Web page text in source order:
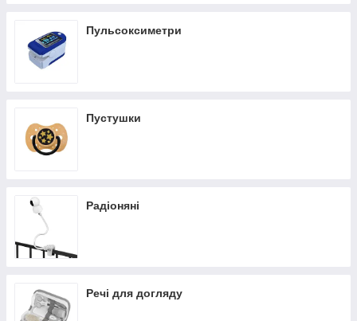
Пульсоксиметри
Пустушки
Радіоняні
Речі для догляду